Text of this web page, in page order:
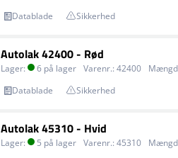
Datablade
Sikkerhed
Autolak 42400 - Rød
Lager: 6 på lager Varenr.: 42400
Datablade
Sikkerhed
Autolak 45310 - Hvid
Lager: 5 på lager Varenr.: 45310